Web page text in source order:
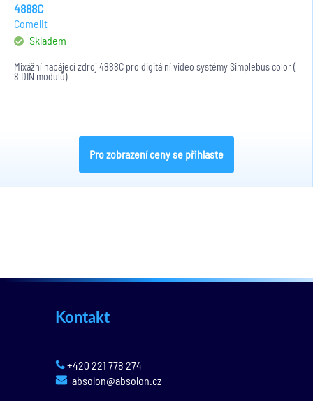
4888C
Comelit
Skladem
Mixážní napájecí zdroj 4888C pro digitální video systémy Simplebus color (
8 DIN modulů)
Pro zobrazení ceny se přihlaste
Kontakt
+420 221 778 274
absolon@absolon.cz